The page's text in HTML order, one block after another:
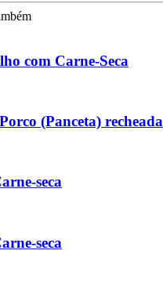
com Carne-Seca
(Panceta) recheada
seca
seca